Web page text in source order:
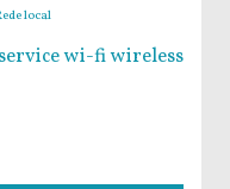
local
wi-fiwireless